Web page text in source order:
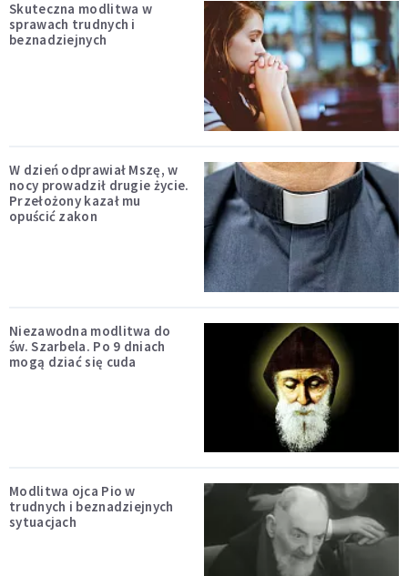
Skuteczna modlitwa w
sprawach trudnych i
beznadziejnych
W dzień odprawiał Mszę, w
nocy prowadził drugie życie.
Przełożony kazał mu
opuścić zakon
Niezawodna modlitwa do
św. Szarbela. Po 9 dniach
mogą dziać się cuda
Modlitwa ojca Pio w
trudnych i beznadziejnych
sytuacjach